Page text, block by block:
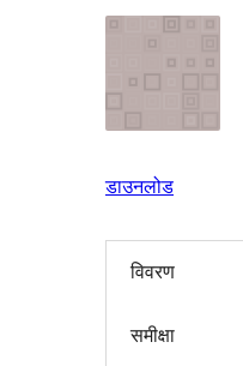
डाउनलोड
विवरण
समीक्षा